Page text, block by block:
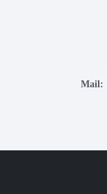
Mail: